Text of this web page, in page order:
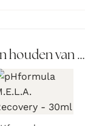
houden van …